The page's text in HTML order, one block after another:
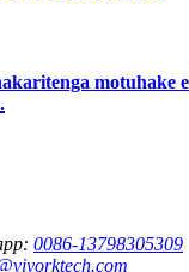
motuhake
0086-13798305309